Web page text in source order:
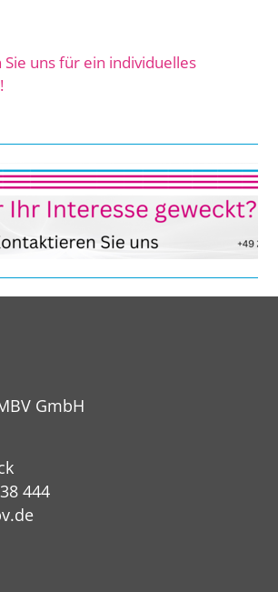
uns für ein individuelles
GmbH
444